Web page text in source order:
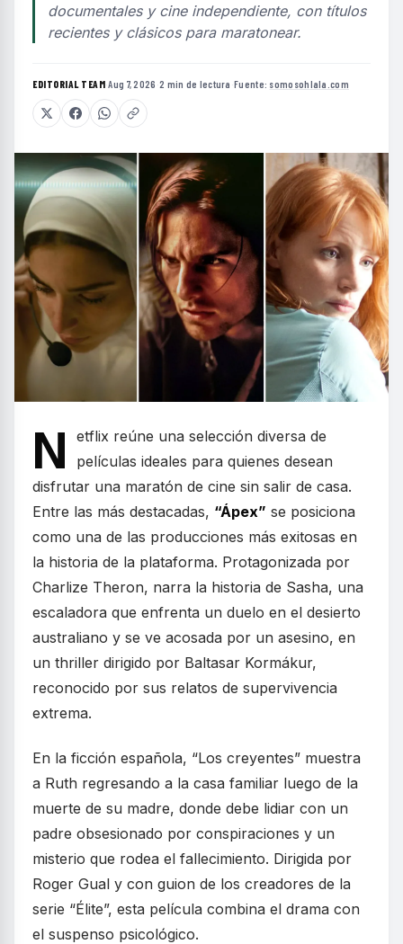
documentales y cine independiente, con títulos
recientes y clásicos para maratonear.
EDITORIAL TEAM·Aug 7, 2026 ·2 min de lectura ·Fuente: somosohlala.com
N
etflix reúne una selección diversa de
películas ideales para quienes desean
disfrutar una maratón de cine sin salir de casa.
Entre las más destacadas, “Ápex” se posiciona
como una de las producciones más exitosas en
la historia de la plataforma. Protagonizada por
Charlize Theron, narra la historia de Sasha, una
escaladora que enfrenta un duelo en el desierto
australiano y se ve acosada por un asesino, en
un thriller dirigido por Baltasar Kormákur,
reconocido por sus relatos de supervivencia
extrema.
En la ficción española, “Los creyentes” muestra
a Ruth regresando a la casa familiar luego de la
muerte de su madre, donde debe lidiar con un
padre obsesionado por conspiraciones y un
misterio que rodea el fallecimiento. Dirigida por
Roger Gual y con guion de los creadores de la
serie “Élite”, esta película combina el drama con
el suspenso psicológico.